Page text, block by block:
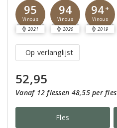
95
Vinous
2021
94
Vinous
2020
94+
Vinous
2019
Op verlanglijst
52,95
Vanaf 12 flessen 48,55 per fles
Fles